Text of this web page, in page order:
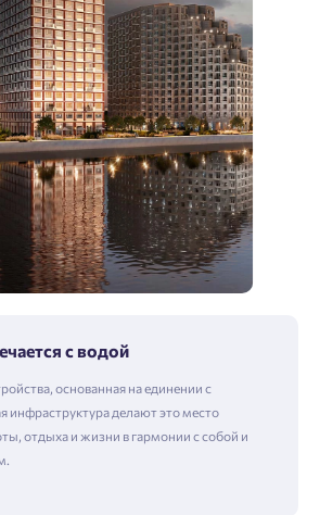
с водой
основанная на единении с
инфраструктура делают это место
отдыха и жизни в гармонии с собой и